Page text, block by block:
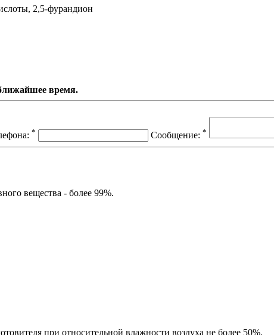
2,5-фурандион
время.
* Сообщение: *
вещества - более 99%.
при относительной влажности воздуха не более 50%.